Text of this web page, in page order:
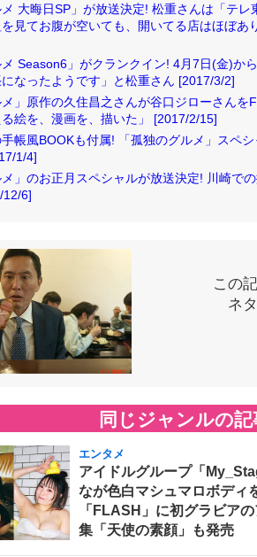
メ 大晦日SP」が放送決定! 松重さんは「テ
見てお腹が空いても、開いてる店はほぼあ
メ Season6」がクランクイン! 4月7日(金)か
になったようです」と松重さん [2017/3/2]
メ」原作の久住昌之さんが谷口ジローさん
る絵を、漫画を、描いた」 [2017/2/15]
帳風BOOKも付属! 「孤独のグルメ」スペ
1/4]
メ」のお正月スペシャルが放送決定! 川崎で
12/6]
この
ネ
同じジャンルの記
エンタメ
アイドルグループ「
なが色白マシュマロボディ
「FLASH」に初グラビア
集「天使の素顔」も発売